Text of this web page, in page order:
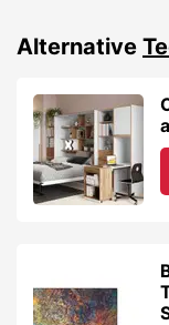
Alternative